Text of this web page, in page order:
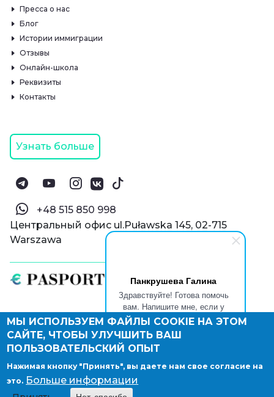
Панкрушева Галина
Здравствуйте! Готова помочь
вам. Напишите мне, если у
вас появятся вопросы.
© Паспорт Онлайн 2019—2026
Политика конфиденциальности
Оферта и конфиденциальность:РФ
Правовые документы
Депонирование логотипа компании
Пресса о нас
Блог
Истории иммиграции
Отзывы
Онлайн-школа
Реквизиты
Контакты
Узнать больше
‪+48 515 850 998‬
Центральный офис ul.Puławska 145, 02-715
Warszawa
МЫ ИСПОЛЬЗУЕМ ФАЙЛЫ COOKIE НА ЭТОМ
САЙТЕ, ЧТОБЫ УЛУЧШИТЬ ВАШ
ПОЛЬЗОВАТЕЛЬСКИЙ ОПЫТ
Нажимая кнопку "Принять", вы даете нам свое согласие на
это. Больше информации